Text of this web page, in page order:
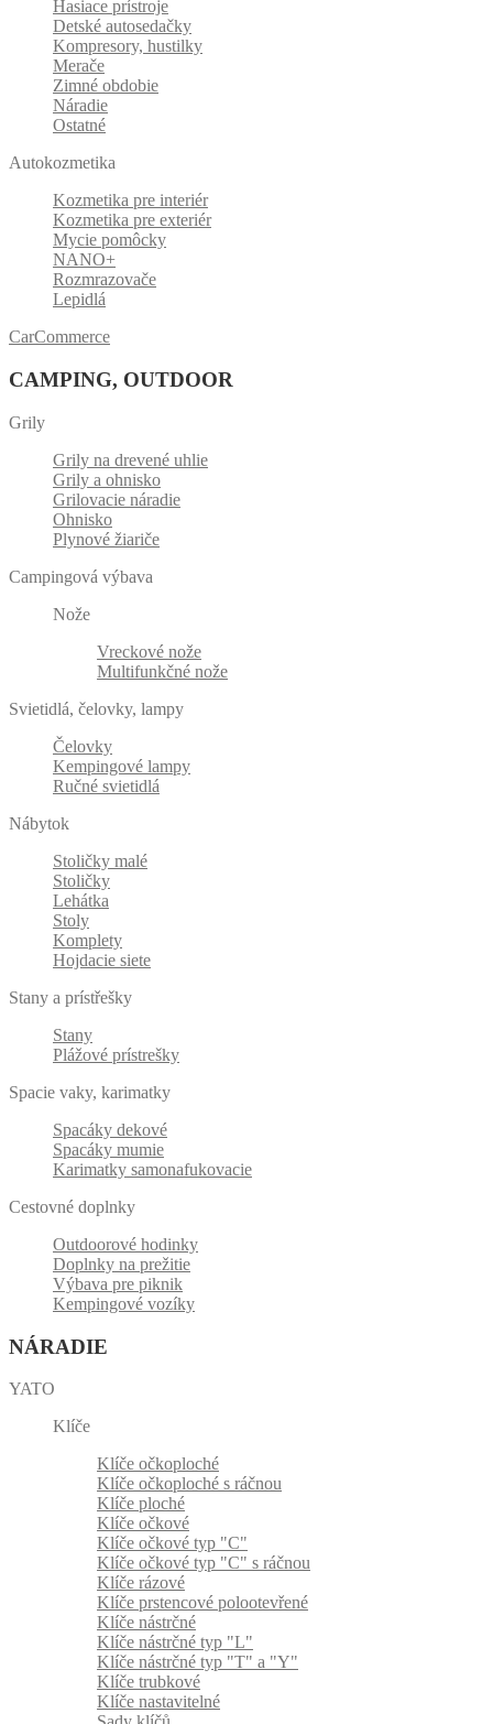
Hasiace prístroje
Detské autosedačky
Kompresory, hustilky
Merače
Zimné obdobie
Náradie
Ostatné
Autokozmetika
Kozmetika pre interiér
Kozmetika pre exteriér
Mycie pomôcky
NANO+
Rozmrazovače
Lepidlá
CarCommerce
CAMPING, OUTDOOR
Grily
Grily na drevené uhlie
Grily a ohnisko
Grilovacie náradie
Ohnisko
Plynové žiariče
Campingová výbava
Nože
Vreckové nože
Multifunkčné nože
Svietidlá, čelovky, lampy
Čelovky
Kempingové lampy
Ručné svietidlá
Nábytok
Stoličky malé
Stoličky
Lehátka
Stoly
Komplety
Hojdacie siete
Stany a prístřešky
Stany
Plážové prístrešky
Spacie vaky, karimatky
Spacáky dekové
Spacáky mumie
Karimatky samonafukovacie
Cestovné doplnky
Outdoorové hodinky
Doplnky na prežitie
Výbava pre piknik
Kempingové vozíky
NÁRADIE
YATO
Klíče
Klíče očkoploché
Klíče očkoploché s ráčnou
Klíče ploché
Klíče očkové
Klíče očkové typ "C"
Klíče očkové typ "C" s ráčnou
Klíče rázové
Klíče prstencové polootevřené
Klíče nástrčné
Klíče nástrčné typ "L"
Klíče nástrčné typ "T" a "Y"
Klíče trubkové
Klíče nastavitelné